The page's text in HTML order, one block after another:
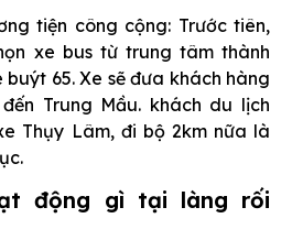
tiện công cộng: Trước tiên,
xe bus từ trung tâm thành
65. Xe sẽ đưa khách hàng
Trung Mầu. khách du lịch
Thụy Lâm, đi bộ 2km nữa là
động gì tại làng rối